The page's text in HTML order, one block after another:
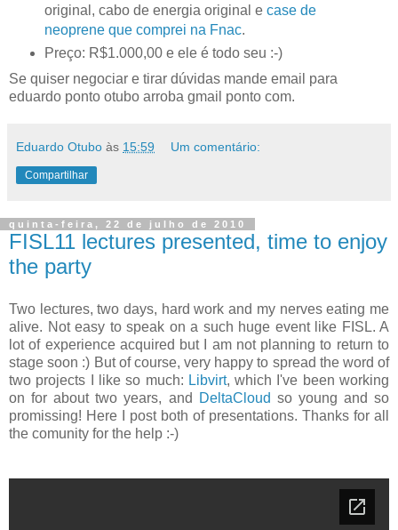
original, cabo de energia original e case de
neopreneque comprei na Fnac.
Preço: R$1.000,00 e ele é todo seu :-)
Se quiser negociar e tirar dúvidas mande email para
eduardo ponto otubo arroba gmail ponto com.
Eduardo Otubo às 15:59 Um comentário:
Compartilhar
quinta-feira, 22 de julho de 2010
FISL11 lectures presented, time to enjoy
the party
Two lectures, two days, hard work and my nerves eating me
alive. Not easy to speak on a such huge event like FISL. A
lot of experience acquired but I am not planning to return to
stage soon :) But of course, very happy to spread the word of
two projects I like so much: Libvirt, which I've been working
on for about two years, and
DeltaCloud so young and so
promissing! Here I post both of presentations. Thanks for all
the comunity for the help :-)